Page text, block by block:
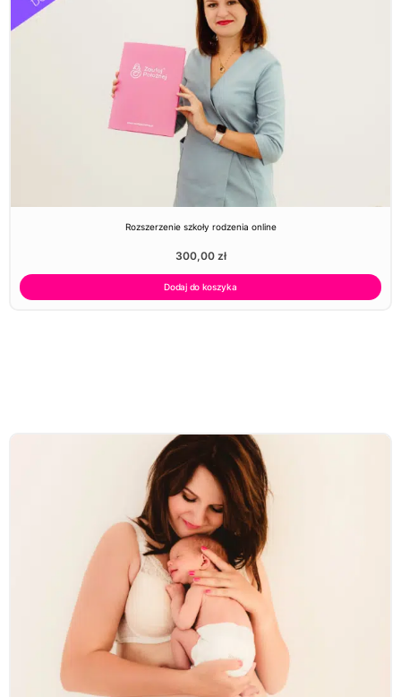
Rozszerzenie szkoły rodzenia online
300,00 zł
Dodaj do koszyka